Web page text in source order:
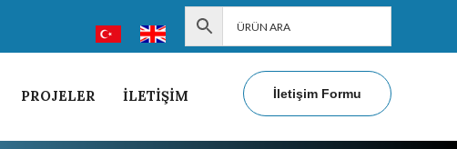
PROJELER İLETİŞİM İletişim Formu